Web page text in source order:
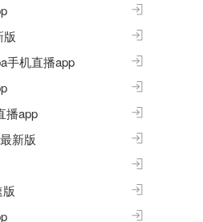
版
手机直播app
播app
新版